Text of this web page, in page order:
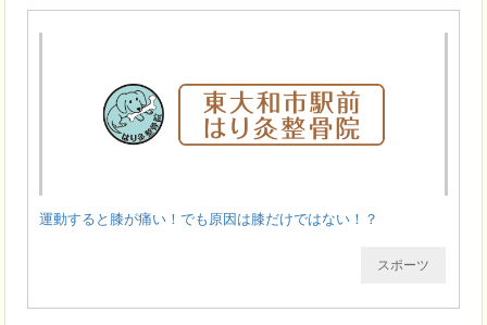
運動すると膝が痛い！でも原因は膝だけではない！？
スポーツ